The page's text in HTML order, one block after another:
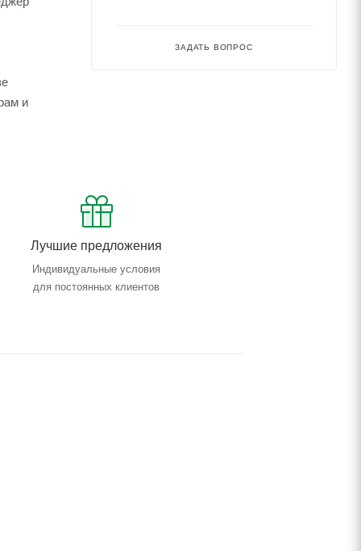
и
Лучшие предложения
Индивидуальные условия
для постоянных клиентов
ЗАДАТЬ ВОПРОС